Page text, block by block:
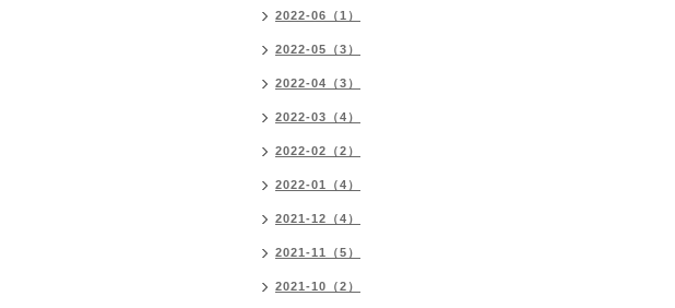
2022-06（1）
2022-05（3）
2022-04（3）
2022-03（4）
2022-02（2）
2022-01（4）
2021-12（4）
2021-11（5）
2021-10（2）